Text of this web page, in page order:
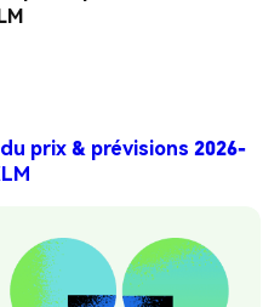
prix & prévisions 2026-